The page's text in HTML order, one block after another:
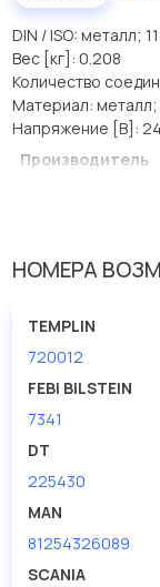
DIN / ISO: металл;
Вес [кг]: 0.208
Количество
Материал: металл;
Напряжение [В]: 24
Производитель
Количество
Напряжение [В]
НОМЕРА
TEMPLIN
720012
FEBI BILSTEIN
7341
DT
225430
MAN
81254326089
SCANIA